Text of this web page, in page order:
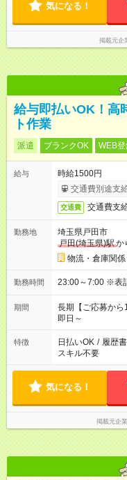
気になる！
掲載元企
給与即払いOK！高
ト作業
派遣 ブランクOK WEB
給与
時給1500円
交通費別途支
交通費 交通費支
勤務地
埼玉県戸田市
戸田(埼玉県)駅か
物流・倉庫関係
勤務時間 23:00
期間
長期【ご応募から
即日～
特徴 日払いOK / 履歴
スキル不要
気になる！
掲載元企